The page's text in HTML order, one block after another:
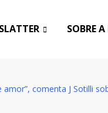
SOBRE
comenta J Sotilli